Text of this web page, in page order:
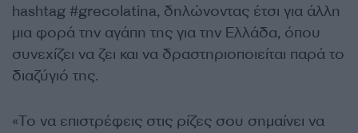
hashtag #grecolatina, δηλώνοντας έτσι για άλλη
μια φορά την αγάπη της για την Ελλάδα, όπου
συνεχίζει να ζει και να δραστηριοποιείται παρά το
διαζύγιό της.
«Το να επιστρέφεις στις ρίζες σου σημαίνει να